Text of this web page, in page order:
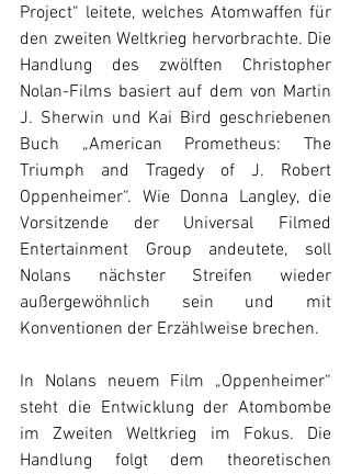
Project“ leitete, welches Atomwaffen für
den zweiten Weltkrieg hervorbrachte. Die
Handlung des zwölften Christopher
Nolan-Films basiert auf dem von Martin
J. Sherwin und Kai Bird geschriebenen
Buch „American Prometheus: The
Triumph and Tragedy of J. Robert
Oppenheimer“. Wie Donna Langley, die
Vorsitzende der Universal Filmed
Entertainment Group andeutete, soll
Nolans nächster Streifen wieder
außergewöhnlich sein und mit
Konventionen der Erzählweise brechen.
In Nolans neuem Film „Oppenheimer“
steht die Entwicklung der Atombombe
im Zweiten Weltkrieg im Fokus. Die
Handlung folgt dem theoretischen